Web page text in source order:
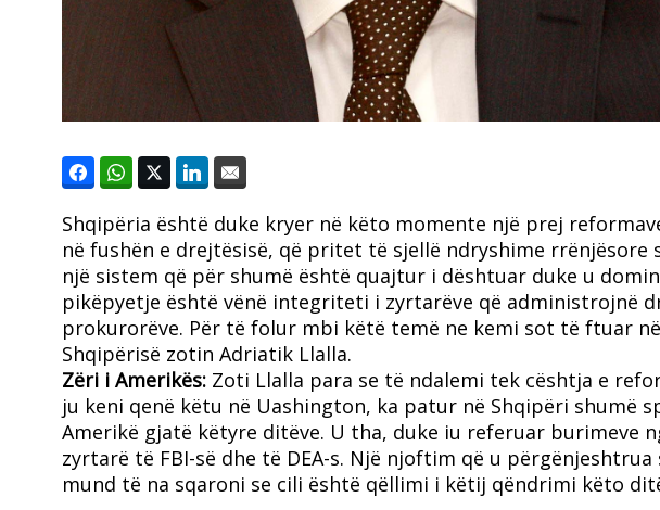
Shqipëria është duke kryer në këto momente një prej
në fushën e drejtësisë, që pritet të sjellë ndryshime rrënjësore
një sistem që për shumë është quajtur i dështuar duke u
pikëpyetje është vënë integriteti i zyrtarëve që administrojnë
prokurorëve. Për të folur mbi këtë temë ne kemi sot të ftuar
Shqipërisë zotin Adriatik Llalla.
Zëri i Amerikës: Zoti Llalla para se të ndalemi tek cështja e
ju keni qenë këtu në Uashington, ka patur në Shqipëri shumë
Amerikë gjatë këtyre ditëve. U tha, duke iu referuar burimeve
zyrtarë të FBI-së dhe të DEA-s. Një njoftim që u
mund të na sqaroni se cili është qëllimi i këtij qëndrimi këto